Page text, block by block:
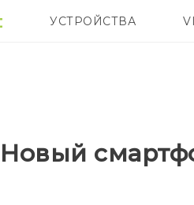
УСТРОЙСТВА
5G
Новый